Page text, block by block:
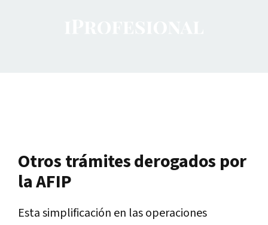
Otros trámites derogados por
la AFIP
Esta simplificación en las operaciones